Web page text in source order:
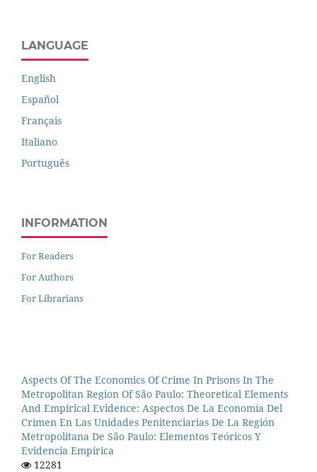
LANGUAGE
English
Español
Français
Italiano
Português
INFORMATION
For Readers
For Authors
For Librarians
Aspects Of The Economics Of Crime In Prisons In The
Metropolitan Region Of São Paulo: Theoretical Elements
And Empirical Evidence: Aspectos De La Economía Del
Crimen En Las Unidades Penitenciarias De La Región
Metropolitana De São Paulo: Elementos Teóricos Y
Evidencia Empírica
12281